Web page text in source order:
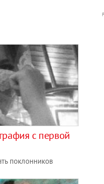
с первой
поклонников